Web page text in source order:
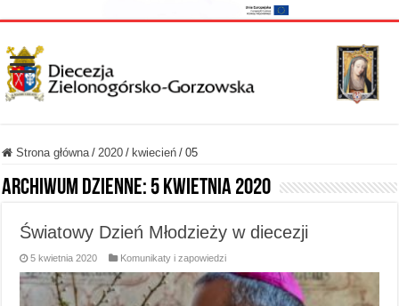
Strona główna / 2020 / kwiecień / 05
Archiwum dzienne: 5 kwietnia 2020
Światowy Dzień Młodzieży w diecezji
5 kwietnia 2020 Komunikaty i zapowiedzi